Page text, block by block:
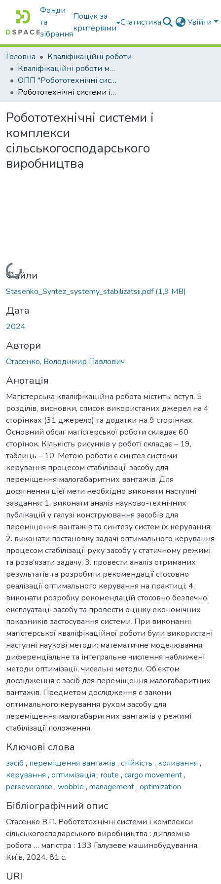
Фонди
та
зібрання
Пошук за
критеріями
Статистика Увійти
Головна
Кваліфікаційні роботи
Кваліфікаційні роботи магістрів
ОПП "Робототехнічні системи і комплекси сільськогосподарського виробництва"
Робототехнічні системи і комплекси сільськогосподарського виробництва
Робототехнічні системи і
комплекси
сільськогосподарського
виробництва
Вантажиться...
Файли
Stasenko_Syntez_systemy_stabilizatsii.pdf(1,9 MB)
Дата
2024
Автори
Стасенко, Володимир Павлович
Анотація
Магістерська кваліфікаційна робота містить: вступ, 5
розділів, висновки, список використаних джерел на 4
сторінках (31 джерело) та додатки на 9 сторінках.
Основний обсяг магістерської роботи складає 60
сторінок. Кількість рисунків у роботі складає – 19,
таблиць – 10. Метою роботи є синтез системи
керування процесом стабілізації засобу для
переміщення малогабаритних вантажів. Для
досягнення цієї мети необхідно виконати наступні
завдання: 1. виконати аналіз науково-технічних
публікацій у галузі конструювання засобів для
переміщення вантажів та синтезу систем їх керування;
2. виконати постановку задачі оптимального керування
процесом стабілізації руху засобу у статичному режимі
та розв’язати задачу; 3. провести аналіз отриманих
результатів та розробити рекомендації стосовно
реалізації оптимального керування на практиці; 4.
виконати розробку рекомендацій стосовно безпечної
експлуатації засобу та провести оцінку економічних
показників застосування системи. При виконанні
магістерської кваліфікаційної роботи були використані
наступні наукові методи: математичне моделювання,
диференціальне та інтегральне числення наближені
методи оптимізації, чисельні методи. Об’єктом
дослідження є засіб для переміщення малогабаритних
вантажів. Предметом дослідження є закони
оптимального керування рухом засобу для
переміщення малогабаритних вантажів у режимі
стабілізації положення.
Ключові слова
засіб , переміщення вантажів , стійкість , коливання ,
керування , оптимізація , route , cargo movement,
perseverance , wobble , management, optimization
Бібліографічний опис
Стасенко В.П. Робототехнічні системи і комплекси
сільськогосподарського виробництва : дипломна
робота … магістра : 133 Галузеве машинобудування.
Київ, 2024. 81 с.
URI